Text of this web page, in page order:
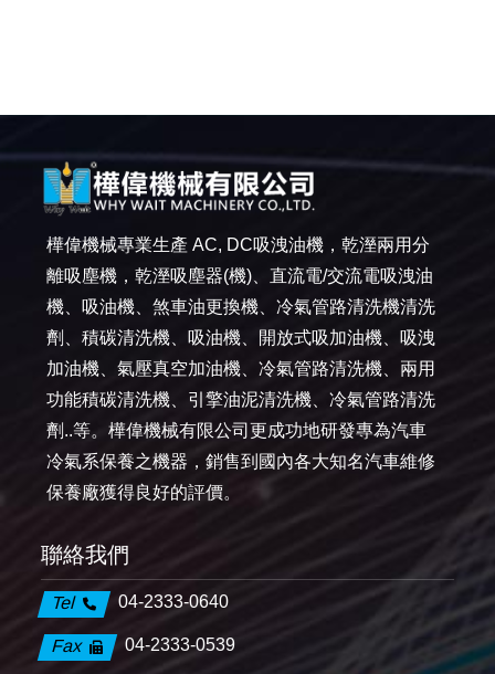
樺偉機械專業生產 AC, DC吸洩油機，乾溼兩用分
離吸塵機，乾溼吸塵器(機)、直流電/交流電吸洩油
機、吸油機、煞車油更換機、冷氣管路清洗機清洗
劑、積碳清洗機、吸油機、開放式吸加油機、吸洩
加油機、氣壓真空加油機、冷氣管路清洗機、兩用
功能積碳清洗機、引擎油泥清洗機、冷氣管路清洗
劑..等。樺偉機械有限公司更成功地研發專為汽車
冷氣系保養之機器，銷售到國內各大知名汽車維修
保養廠獲得良好的評價。
聯絡我們
Tel 04-2333-0640
Fax 04-2333-0539